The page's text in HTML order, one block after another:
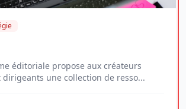
éditoriale propose aux créateurs
une collection de resso...